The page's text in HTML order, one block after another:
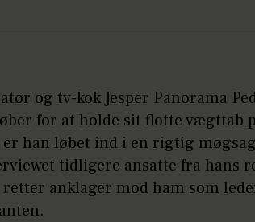
og tv-kok Jesper Panorama
for at holde sit flotte vægttab
er han løbet ind i en rigtig
tidligere ansatte fra hans
anklager mod ham som